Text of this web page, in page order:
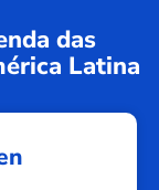
das
Latina